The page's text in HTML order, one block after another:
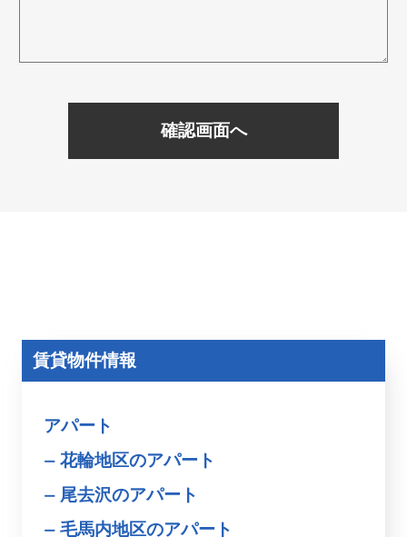
確認画面へ
賃貸物件情報
アパート
花輪地区のアパート
尾去沢のアパート
毛馬内地区のアパート